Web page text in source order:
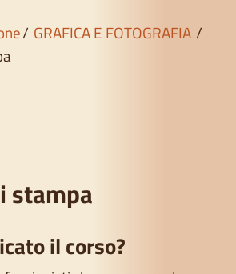
Contatti
GRAFICA E FOTOGRAFIA
stampa
il corso?